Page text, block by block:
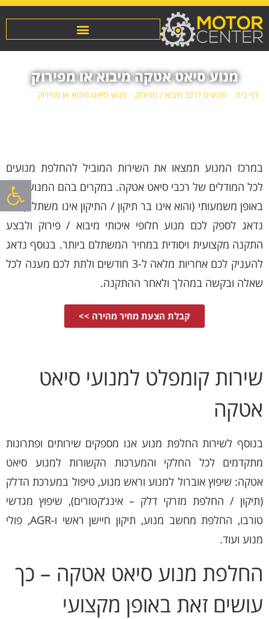
פתח
מנוע סיאט אטקה מיבוא או מפירוק
דף בית »מנועים לרכב מיבוא / מפירוק »מנוע סיאט מיבוא או מפירוק
במרכז המנוע תמצאו את השירות המוביל להחלפת מנועים
לכל המודלים של רכבי סיאט אטקה. במקרים בהם המנוע ניזוק
באופן משמעותי (והוא אינו בר תיקון / התיקון אינו משתלם) אנו
נדאג לספק לכם מנוע חלופי איכותי מיבוא / פירוק ולבצע
התקנה מקצועית ויסודית במחיר המשתלם ביותר. בנוסף נדאג
להעניק לכם אחריות מלאה ל-3 חודשים ולתת לכם מענה לכל
שאלה ובקשה במהלך ולאחר ההתקנה.
קבלת הצעת מחיר מהירה >>
שירות קומפלט למנועי סיאט
אטקה
בנוסף לשירות החלפת מנוע אנו מספקים שירותים ופתרונות
מתקדמים לכל החלקי והמערכות הקשורות למנוע סיאט
אטקה: שיפוץ אוברול למנוע וראש מנוע, טיפול במערכת הדלק
(תיקון / החלפת מזרקי דלק – אינג’קטורים), שיפוץ מגדשי
טורבו, החלפת מחשב מנוע, תיקון חיישן ראשי ו-AGR, פולי
מנוע ועוד.
החלפת מנוע סיאט אטקה – כך
עושים זאת באופן מקצועי